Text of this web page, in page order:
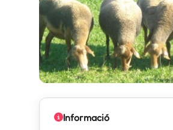
Informació